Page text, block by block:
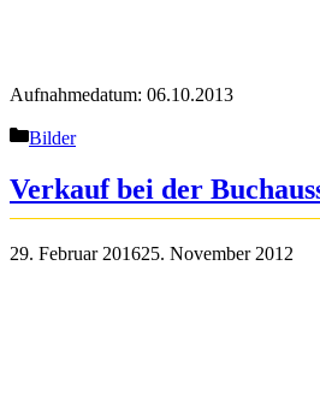
Aufnahmedatum: 06.10.2013
Kategorien
Bilder
Verkauf bei der
29. Februar 201625. November 2012